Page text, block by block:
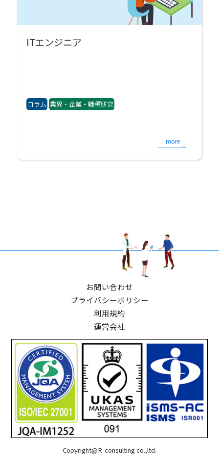
ITエンジニア
コラム 業界・企業・職種研究
more
お問い合わせ
プライバシーポリシー
利用規約
運営会社
Copyright@R-consulting co.,ltd.